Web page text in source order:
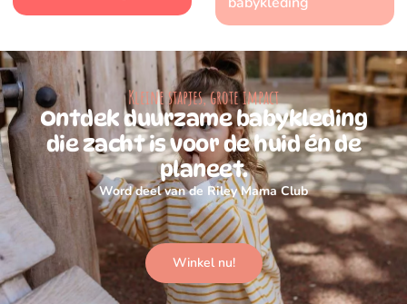
Kleine stapjes, grote impact
Ontdek duurzame babykleding
die zacht is voor de huid én de
planeet.
Word deel van de Riley Mama Club
Winkel nu!